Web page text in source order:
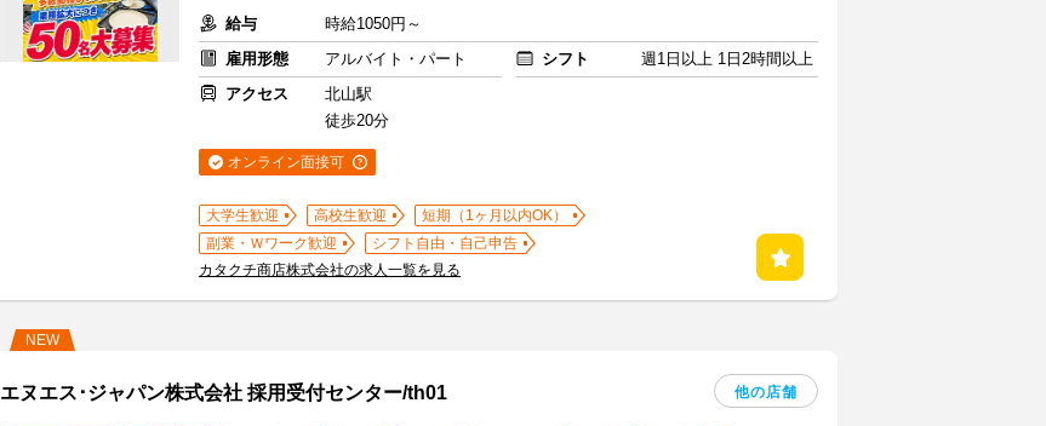
給与
時給1050円～
雇用形態
アルバイト・パート シフト
週1日以上 1日2時間以上
アクセス
北山駅
徒歩20分
オンライン面接可
大学生歓迎 高校生歓迎
短期（1ヶ月以内OK）
副業・Ｗワーク歓迎
シフト自由・自己申告
カタクチ商店株式会社の求人一覧を見る
NEW
エヌエス･ジャパン株式会社 採用受付センター/th01 他の店舗